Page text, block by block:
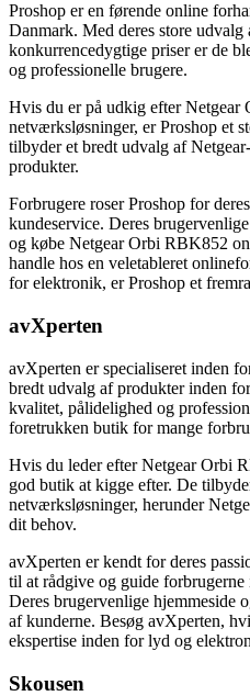
Proshop er en førende online
Danmark. Med deres store udvalg
konkurrencedygtige priser er de
og professionelle brugere.
Hvis du er på udkig efter Netgear
netværksløsninger, er Proshop et
tilbyder et bredt udvalg af
produkter.
Forbrugere roser Proshop for
kundeservice. Deres
og købe Netgear Orbi RBK852
handle hos en veletableret
for elektronik, er Proshop et
avXperten
avXperten er specialiseret inden
bredt udvalg af produkter inden
kvalitet, pålidelighed og
foretrukken butik for mange
Hvis du leder efter Netgear Orbi
god butik at kigge efter. De
netværksløsninger, herunder
dit behov.
avXperten er kendt for deres
til at rådgive og guide
Deres brugervenlige hjemmeside
af kunderne. Besøg avXperten,
ekspertise inden for lyd og
Skousen